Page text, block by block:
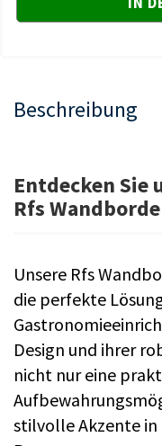
Beschreibung
Entdecken Sie
Rfs
Unsere Rfs
die perfekte
Design und ihrer
nicht nur eine
stilvolle Akzente in